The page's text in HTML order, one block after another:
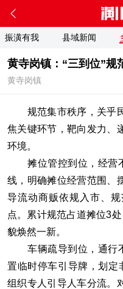
振潢有我 县域新闻
黄寺岗镇：“三到位”规
黄寺岗镇
规范集市秩序，关乎民
焦关键环节，靶向发力、
环境。
摊位管控到位，经营不
线，明确摊位经营范围、
导流动商贩依规入市、
点。累计规范占道摊位3
貌焕然一新。
车辆疏导到位，通行不
置临时停车引导牌，划定
组织专人引导人车分流。